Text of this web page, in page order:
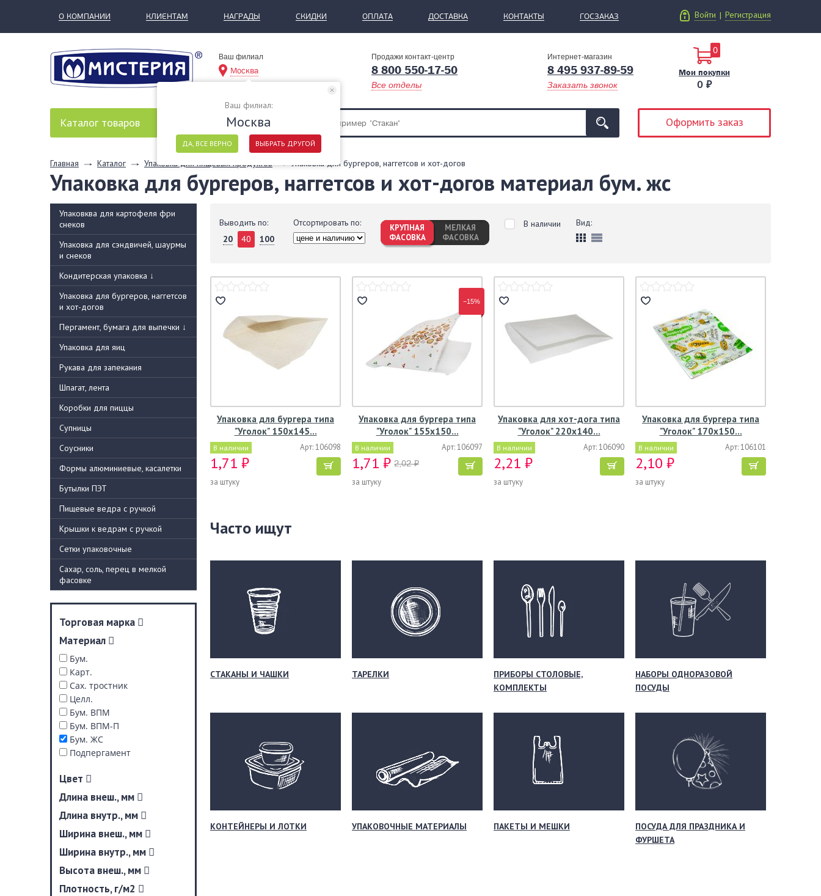
О КОМПАНИИ КЛИЕНТАМ НАГРАДЫ СКИДКИ ОПЛАТА ДОСТАВКА КОНТАКТЫ ГОСЗАКАЗ Войти | Регистрация
Ваш филиал
Москва
Продажи контакт-центр
8 800 550-17-50
Все отделы
Ваш филиал:
Москва
ДА, ВСЕ ВЕРНО ВЫБРАТЬ ДРУГОЙ
Интернет-магазин
8 495 937-89-59
Заказать звонок
0
Мои покупки
0 ₽
Каталог товаров Оформить заказ
Главная Каталог Упаковка для пищевых продуктов Упаковка для бургеров, наггетсов и хот-догов
Упаковка для бургеров, наггетсов и хот-догов материал бум. жс
Упаковква для картофеля фри
снеков
Упаковка для сэндвичей, шаурмы
и снеков
Кондитерская упаковка ↓
Упаковка для бургеров, наггетсов
и хот-догов
Пергамент, бумага для выпечки ↓
Упаковка для яиц
Рукава для запекания
Шпагат, лента
Коробки для пиццы
Супницы
Соусники
Формы алюминиевые, касалетки
Бутылки ПЭТ
Пищевые ведра с ручкой
Крышки к ведрам с ручкой
Сетки упаковочные
Сахар, соль, перец в мелкой
фасовке
Торговая марка
Материал
Бум.
Карт.
Сах. тростник
Целл.
Бум. ВПМ
Бум. ВПМ-П
Бум. ЖС
Подпергамент
Цвет
Длина внеш., мм
Длина внутр., мм
Ширина внеш., мм
Ширина внутр., мм
Высота внеш., мм
Плотность, г/м2
Выводить по:
20
40 100
Отсортировать по:
КРУПНАЯ
ФАСОВКА
МЕЛКАЯ
ФАСОВКА
В наличии Вид:
Упаковка для бургера типа
"Уголок" 150х145…
В наличии Арт: 106098
1,71 ₽
за штуку
−15%
Упаковка для бургера типа
"Уголок" 155х150…
В наличии Арт: 106097
1,71 ₽ 2,02 ₽
за штуку
Упаковка для хот-дога типа
"Уголок" 220х140…
В наличии Арт: 106090
2,21 ₽
за штуку
Упаковка для бургера типа
"Уголок" 170х150…
В наличии Арт: 106101
2,10 ₽
за штуку
Часто ищут
СТАКАНЫ И ЧАШКИ ТАРЕЛКИ
ПРИБОРЫ СТОЛОВЫЕ,
КОМПЛЕКТЫ
НАБОРЫ ОДНОРАЗОВОЙ
ПОСУДЫ
КОНТЕЙНЕРЫ И ЛОТКИ УПАКОВОЧНЫЕ МАТЕРИАЛЫ ПАКЕТЫ И МЕШКИ
ПОСУДА ДЛЯ ПРАЗДНИКА И
ФУРШЕТА